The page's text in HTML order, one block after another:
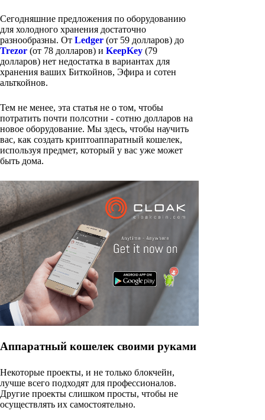
Сегодняшние предложения по оборудованию
для холодного хранения достаточно
разнообразны. От Ledger (от 59 долларов) до
Trezor (от 78 долларов) и KeepKey (79
долларов) нет недостатка в вариантах для
хранения ваших Биткойнов, Эфира и сотен
альткойнов.
Тем не менее, эта статья не о том, чтобы
потратить почти полсотни - сотню долларов на
новое оборудование. Мы здесь, чтобы научить
вас, как создать криптоаппаратный кошелек,
используя предмет, который у вас уже может
быть дома.
Аппаратный кошелек своими руками
Некоторые проекты, и не только блокчейн,
лучше всего подходят для профессионалов.
Другие проекты слишком просты, чтобы не
осуществлять их самостоятельно.